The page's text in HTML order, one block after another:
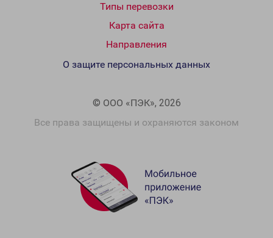
Типы перевозки
Карта сайта
Направления
© ООО «ПЭК», 2026
Все права защищены и охраняются законом
О защите персональных данных